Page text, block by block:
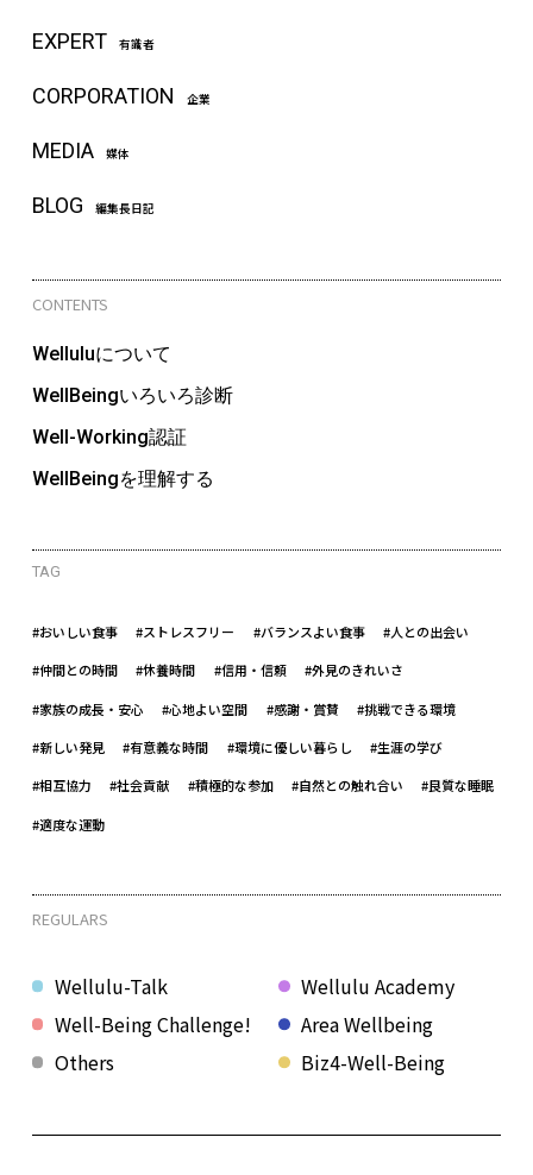
EXPERT 有識者
CORPORATION 企業
MEDIA 媒体
BLOG 編集長日記
CONTENTS
Welluluについて
WellBeingいろいろ診断
Well-Working認証
WellBeingを理解する
TAG
#おいしい食事 #ストレスフリー #バランスよい食事 #人との出会い
#仲間との時間 #休養時間 #信用・信頼 #外見のきれいさ
#家族の成長・安心 #心地よい空間 #感謝・賞賛 #挑戦できる環境
#新しい発見 #有意義な時間 #環境に優しい暮らし #生涯の学び
#相互協力 #社会貢献 #積極的な参加 #自然との触れ合い #良質な睡眠
#適度な運動
REGULARS
Wellulu-Talk
Well-Being Challenge!
Biz4-Well-Being
Wellulu Academy
Area Wellbeing
Others